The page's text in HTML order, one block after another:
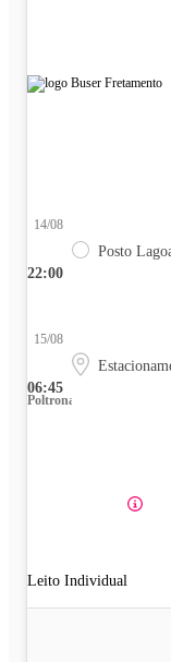
22:00
14/08
Posto
06:45
15/08
Poltrona
Leito Individual